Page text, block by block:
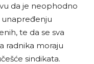
da je neophodno
unapređenju
te da se sva
radnika moraju
sindikata.